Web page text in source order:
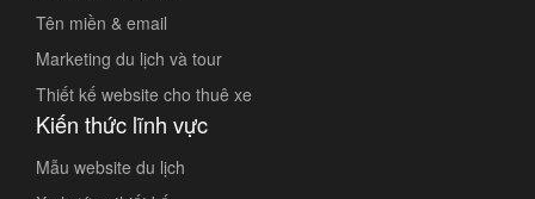
Tên miền & email
Marketing du lịch và tour
Thiết kế website cho thuê xe
Kiến thức lĩnh vực
Mẫu website du lịch